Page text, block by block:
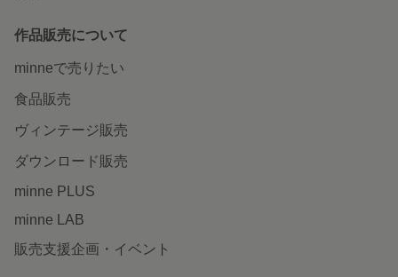
作品販売について
minneで売りたい
食品販売
ヴィンテージ販売
ダウンロード販売
minne PLUS
minne LAB
販売支援企画・イベント